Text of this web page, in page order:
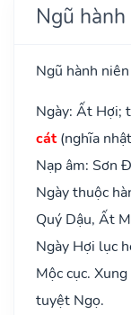
Ngũ
Ngũ hành
Ngày: Ất Hợi;
cát(nghĩa
Nạp âm: Sơn
Ngày thuộc
Quý Dậu, Ất
Ngày Hợi lục
Mộc cục.
tuyệt Ngọ.